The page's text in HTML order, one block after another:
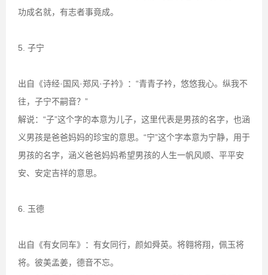
功成名就，有志者事竟成。
5. 子宁
出自《诗经·国风·郑风·子衿》：“青青子衿，悠悠我心。纵我不
往，子宁不嗣音？”
解说：“子”这个字的本意为儿子，这里代表是男孩的名字，也涵
义男孩是爸爸妈妈的珍宝的意思。“宁”这个字本意为宁静，用于
男孩的名字，涵义爸爸妈妈希望男孩的人生一帆风顺、平平安
安、安定吉祥的意思。
6. 玉德
出自《有女同车》：有女同行，颜如舜英。将翱将翔，佩玉将
将。彼美孟姜，德音不忘。